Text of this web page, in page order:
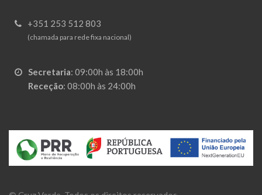
+351 253 512 803
(chamada para rede fixa nacional)
Secretaria: 09:00h às 18:00h
Receção: 08:00h às 24:00h